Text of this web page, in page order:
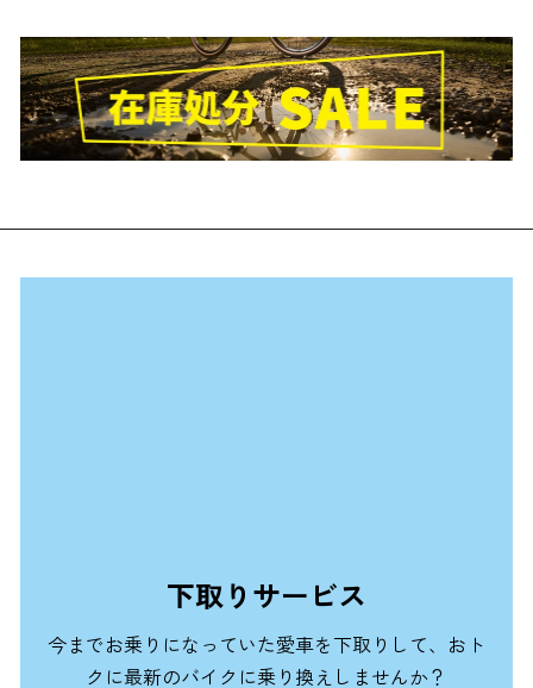
下取りサービス
今までお乗りになっていた愛車を下取りして、おト
クに最新のバイクに乗り換えしませんか？